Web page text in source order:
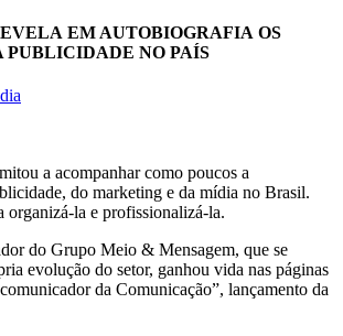
EM AUTOBIOGRAFIA OS
PUBLICIDADE NO PAÍS
a acompanhar como poucos a
do marketing e da mídia no Brasil.
organizá-la e profissionalizá-la.
do Grupo Meio & Mensagem, que se
evolução do setor, ganhou vida nas páginas
da Comunicação”, lançamento da